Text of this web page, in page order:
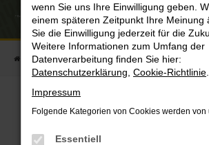
Startseite Serviceaktionen Dacia Treuegarantie
Ihre Treue wird belohnt
wenn Sie uns Ihre Einwilligung geben.
einem späteren Zeitpunkt Ihre Meinung
Sie die Einwilligung jederzeit für die
Weitere Informationen zum Umfang der
Datenverarbeitung finden Sie hier:
Datenschutzerklärung Cookie-Richtlinie
Impressum
Folgende Kategorien von Cookies werden von
Essentiell